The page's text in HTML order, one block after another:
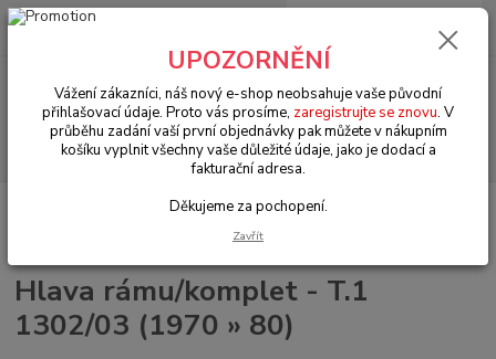
Menu
Hledat
+420 602 330 329
0 Kč
VW Brouk Typ 1 (1938 » 03)
Karosářské díly (Karosseridele)
Hlava rámu/komplet - T.1
1302/03 (1970 » 80)
UPOZORNĚNÍ
Vážení zákazníci, náš nový e-shop neobsahuje vaše původní
přihlašovací údaje. Proto vás prosíme, zaregistrujte se znovu. V
průběhu zadání vaší první objednávky pak můžete v nákupním
košíku vyplnit všechny vaše důležité údaje, jako je dodací a
fakturační adresa.
Děkujeme za pochopení.
Zavřít